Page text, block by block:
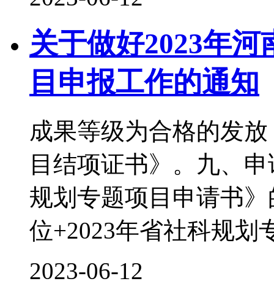
关于做好2023年
目申报工作的通知
成果等级为合格的发
目结项证书》。九、
规划专题项目申请书
位+2023年省社科规划
2023-06-12